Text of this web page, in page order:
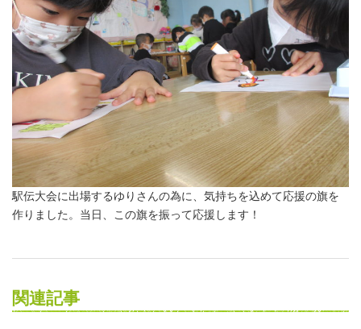
駅伝大会に出場するゆりさんの為に、気持ちを込めて応援の旗を
作りました。当日、この旗を振って応援します！
関連記事